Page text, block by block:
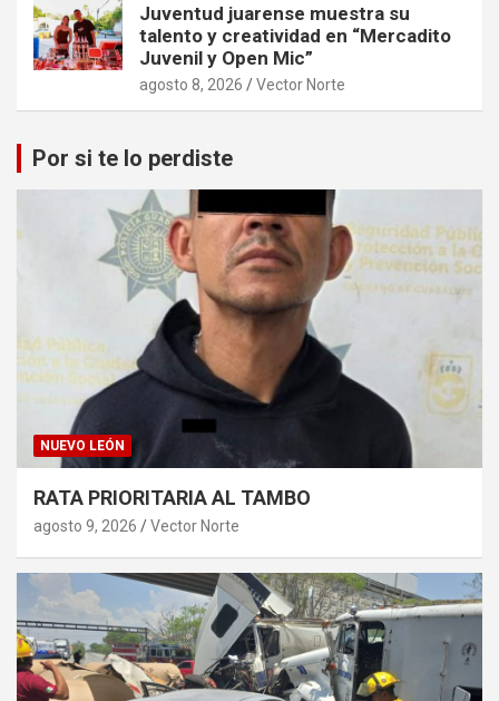
Juventud juarense muestra su
talento y creatividad en “Mercadito
Juvenil y Open Mic”
agosto 8, 2026 Vector Norte
Por si te lo perdiste
NUEVO LEÓN
RATA PRIORITARIA AL TAMBO
agosto 9, 2026 Vector Norte